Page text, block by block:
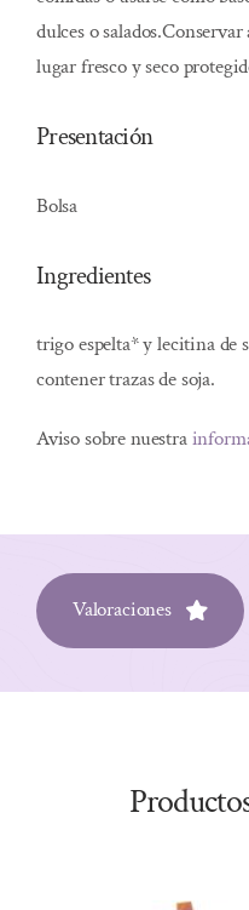
dulces o
lugar fresco y seco
Presentación
Bolsa
Ingredientes
trigo espelta* y lecitina de
contener trazas de soja.
Aviso sobre nuestra
Valoraciones